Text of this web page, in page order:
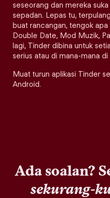
seseorang dan mereka
sepadan. Lepas tu,
buat rancangan, tengok
Double Date, Mod Muzik,
lagi, Tinder dibina untuk
serius atau di mana-mana di
Muat turun aplikasi Tinder
Android.
Ada soalan?
sekurang-